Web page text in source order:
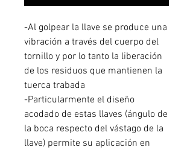
-Al golpear la llave se produce una
vibración a través del cuerpo del
tornillo y por lo tanto la liberación
de los residuos que mantienen la
tuerca trabada
-Particularmente el diseño
acodado de estas llaves (ángulo de
la boca respecto del vástago de la
llave) permite su aplicación en